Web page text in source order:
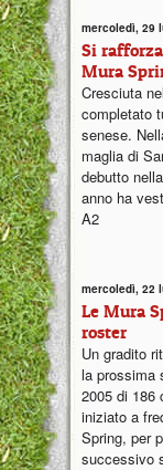
mercoledì, 29
Si
Mura
Cresciuta
completato
senese.
maglia di
debutto
anno ha
A2
mercoledì, 22
Le Mura
roster
Un gradito
la prossima
2005 di 186
iniziato a
Spring, per
successivo